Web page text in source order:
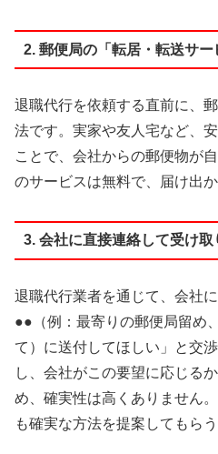
2. 郵便局の「転居・転送サ
退職代行を依頼する直前に、
法です。実家や友人宅など、
ことで、会社からの郵便物が
のサービスは無料で、届け出
3. 会社に直接連絡して受け
退職代行業者を通じて、会社
●●（例：最寄りの郵便局留め
て）に送付してほしい」と交
し、会社がこの要望に応じる
め、確実性は高くありません
も確実な方法を提案してもら